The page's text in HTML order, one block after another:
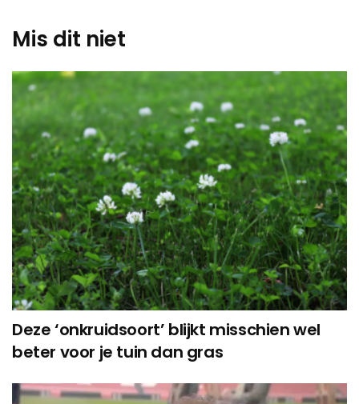
Mis dit niet
Deze ‘onkruidsoort’ blijkt misschien wel
beter voor je tuin dan gras